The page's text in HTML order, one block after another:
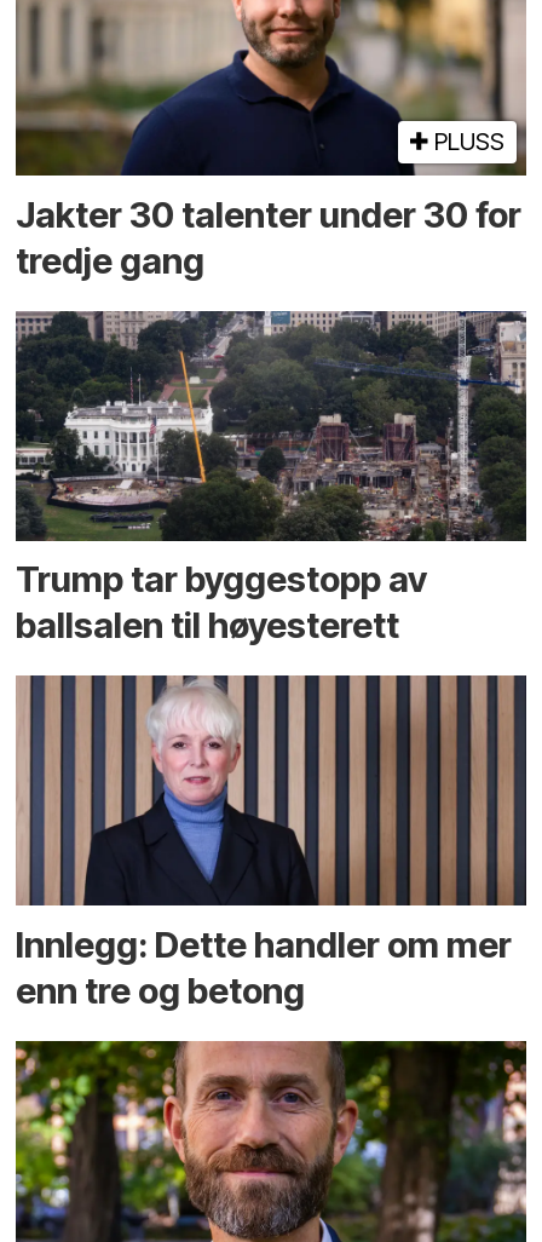
PLUSS
Jakter 30 talenter under 30 for
tredje gang
Trump tar byggestopp av
ballsalen til høyesterett
Innlegg: Dette handler om mer
enn tre og betong